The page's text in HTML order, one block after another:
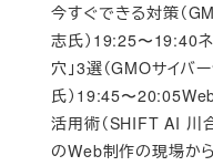
今すぐできる対策（
志氏）19:25〜19:40
穴」3選（GMOサイバ
氏）19:45〜
活用術（SHIFT AI 川
のWeb制作の現場から